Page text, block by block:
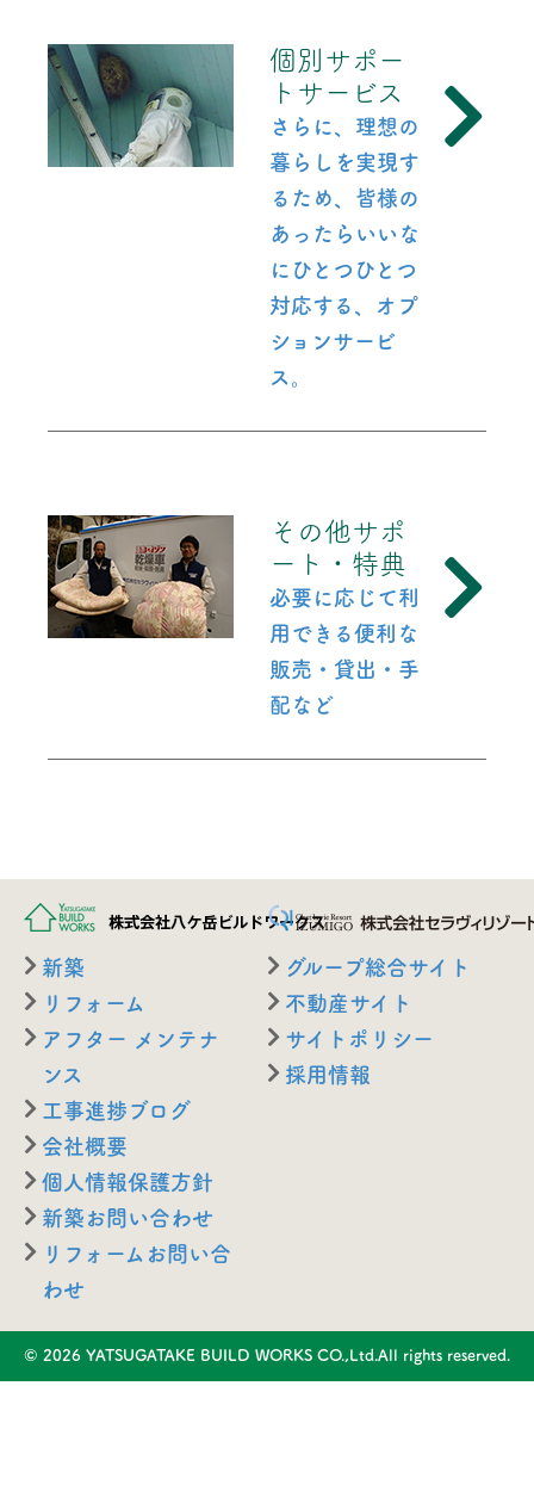
個別サポー
トサービス
さらに、理想の
暮らしを実現す
るため、皆様の
あったらいいな
にひとつひとつ
対応する、オプ
ションサービ
ス。
その他サポ
ート・特典
必要に応じて利
用できる便利な
販売・貸出・手
配など
新築
リフォーム
アフター メンテナ
ンス
工事進捗ブログ
会社概要
個人情報保護方針
新築お問い合わせ
リフォームお問い合
わせ
グループ総合サイト
不動産サイト
サイトポリシー
採用情報
© 2026 YATSUGATAKE BUILD WORKS CO.,Ltd.All rights reserved.